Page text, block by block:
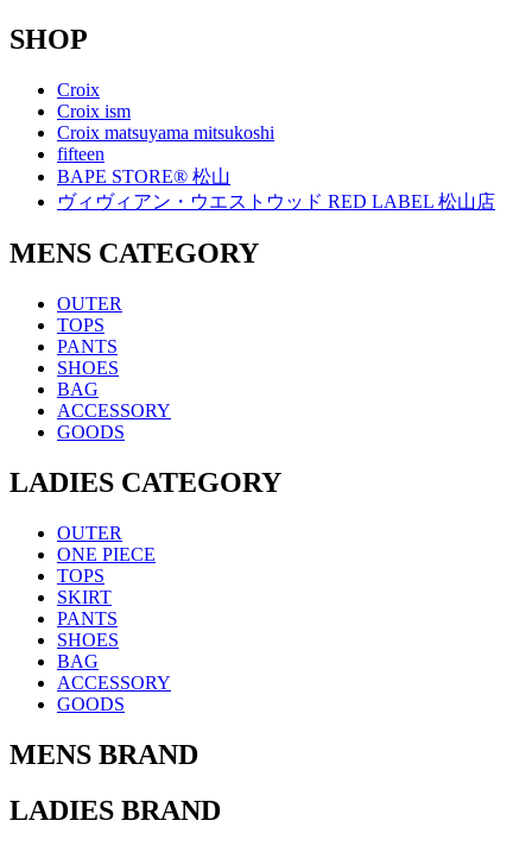
SHOP
Croix
Croix ism
Croix matsuyama mitsukoshi
fifteen
BAPE STORE® 松山
ヴィヴィアン・ウエストウッド RED LABEL 松山店
MENS CATEGORY
OUTER
TOPS
PANTS
SHOES
BAG
ACCESSORY
GOODS
LADIES CATEGORY
OUTER
ONE PIECE
TOPS
SKIRT
PANTS
SHOES
BAG
ACCESSORY
GOODS
MENS BRAND
LADIES BRAND